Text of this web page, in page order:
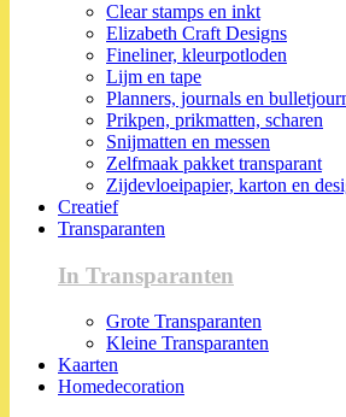
Clear stamps en inkt
Elizabeth Craft Designs
Fineliner, kleurpotloden
Lijm en tape
Planners, journals en
Prikpen, prikmatten, scharen
Snijmatten en messen
Zelfmaak pakket transparant
Zijdevloeipapier, karton en
Creatief
Transparanten
In Transparanten
Grote Transparanten
Kleine Transparanten
Kaarten
Homedecoration